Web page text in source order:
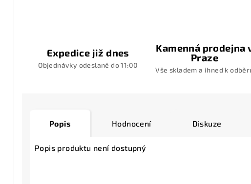
Expedice již dnes
Objednávky odeslané do 11:00
Kamenná prodejna
Praze
Vše skladem a ihned k
Popis Hodnocení Diskuze
Popis produktu není dostupný